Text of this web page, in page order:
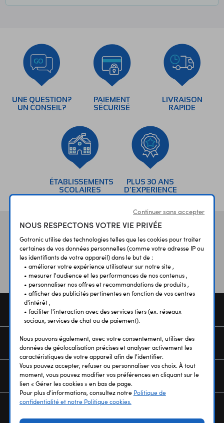
UNE QUESTION?
UN CONSEIL?
PAIEMENT
SÉCURISÉ
LIVRAISON
RAPIDE
ÉTABLISSEMENTS
SCOLAIRES
PLUS 30 ANS
D’EXPERIENCE
Vos aviset témoignages
COMMANDE
SERVICES
NOUS CONNAÎTRE
NEWSLETTER
Continuer sans accepter
NOUS RESPECTONS VOTRE VIE PRIVÉE
Gotronic utilise des technologies telles que les cookies pour traiter
certaines de vos données personnelles (comme votre adresse IP ou
les identifiants de votre appareil) dans le but de :
• améliorer votre expérience utilisateur sur notre site ,
• mesurer l'audience et les performances de nos contenus ,
• personnaliser nos offres et recommandations de produits ,
• afficher des publicités pertinentes en fonction de vos centres
d'intérêt ,
• faciliter l'interaction avec des services tiers (ex. réseaux
sociaux, services de chat ou de paiement).
Nous pouvons également, avec votre consentement, utiliser des
données de géolocalisation précises et analyser activement les
caractéristiques de votre appareil afin de l'identifier.
Vous pouvez accepter, refuser ou personnaliser vos choix. À tout
moment, vous pouvez modifier vos préférences en cliquant sur le
lien « Gérer les cookies » en bas de page.
Pour plus d'informations, consultez notre Politique de
confidentialité et notre Politique cookies.